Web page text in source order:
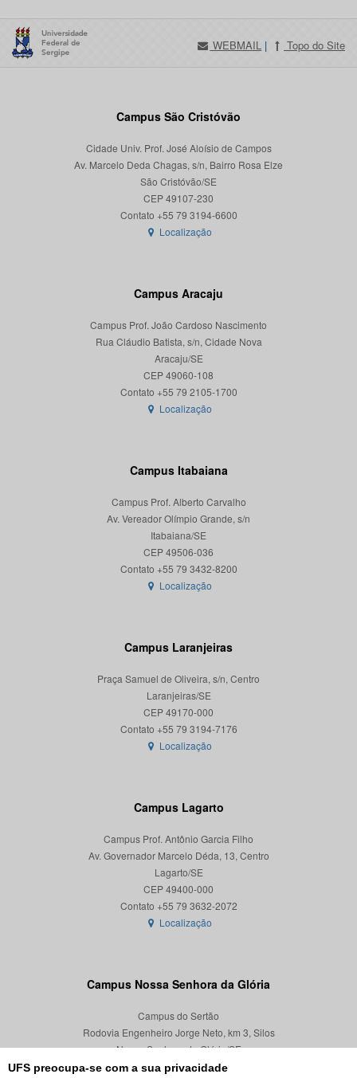
UFS preocupa-se com a sua privacidade
WEBMAIL | Topo do Site
Campus São Cristóvão
Cidade Univ. Prof. José Aloísio de Campos
Av. Marcelo Deda Chagas, s/n, Bairro Rosa Elze
São Cristóvão/SE
CEP 49107-230
Localização
Campus Aracaju
Campus Prof. João Cardoso Nascimento
Rua Cláudio Batista, s/n, Cidade Nova
Aracaju/SE
CEP 49060-108
Localização
Campus Itabaiana
Campus Prof. Alberto Carvalho
Av. Vereador Olímpio Grande, s/n
Itabaiana/SE
CEP 49506-036
Localização
Campus Laranjeiras
Praça Samuel de Oliveira, s/n, Centro
Laranjeiras/SE
CEP 49170-000
Localização
Campus Lagarto
Campus Prof. Antônio Garcia Filho
Av. Governador Marcelo Déda, 13, Centro
Lagarto/SE
CEP 49400-000
Localização
Campus Nossa Senhora da Glória
Campus do Sertão
Rodovia Engenheiro Jorge Neto, km 3, Silos
Nossa Senhora da Glória/SE
CEP 49680-000